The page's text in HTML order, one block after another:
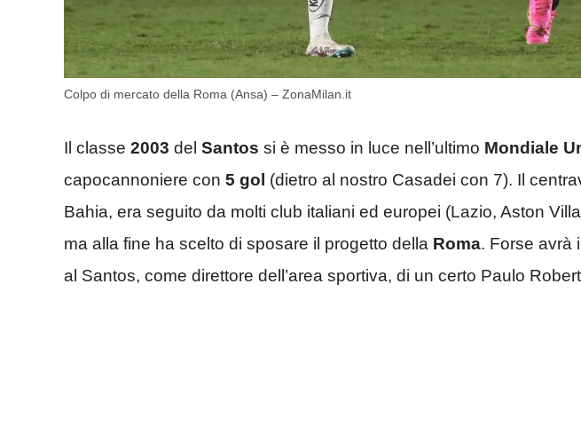
Colpo di mercato della Roma (Ansa) – ZonaMilan.it
Il classe 2003 del Santos si è messo in luce nell’ultimo Mondiale
capocannoniere con 5 gol (dietro al nostro Casadei con 7). Il
Bahia, era seguito da molti club italiani ed europei (Lazio, Aston
ma alla fine ha scelto di sposare il progetto della Roma. Forse avrà
al Santos, come direttore dell’area sportiva, di un certo Paulo